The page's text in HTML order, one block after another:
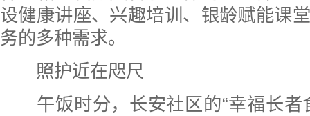
设健康讲座、兴趣培训、银龄赋能课
务的多种需求。
照护近在咫尺
午饭时分，长安社区的“幸福长者